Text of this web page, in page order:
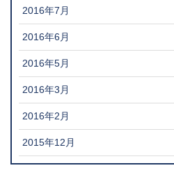
2016年7月
2016年6月
2016年5月
2016年3月
2016年2月
2015年12月